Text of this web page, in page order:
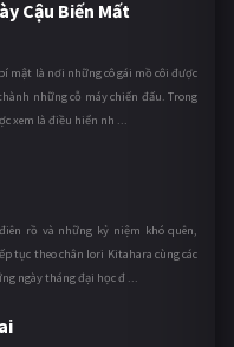
Cậu Biến Mất
mật là nơi những cô gái mồ côi được
những cỗ máy chiến đấu. Trong
xem là điều hiển nh ...
rồ và những kỷ niệm khó quên,
tục theo chân Iori Kitahara cùng các
ngày tháng đại học đ ...